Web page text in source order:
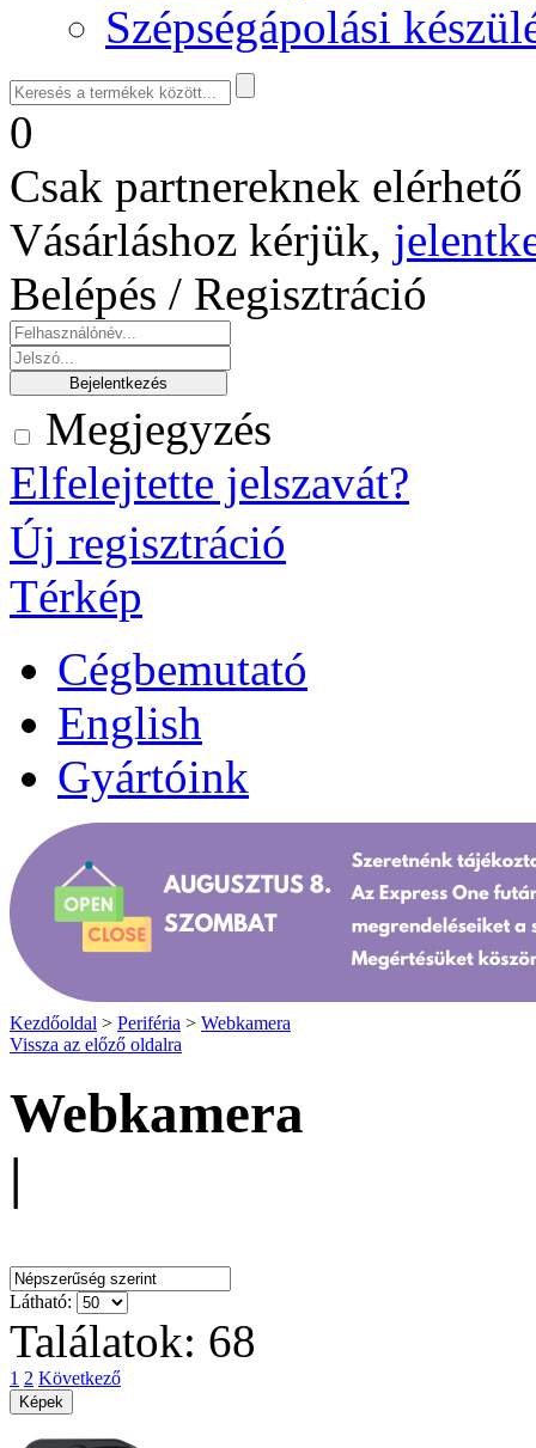
Szépségápolási
0
Csak partnereknek
Vásárláshoz kérjük,
Belépés / Regisztráció
Megjegyzés
Elfelejtette jelszavát?
Új regisztráció
Térkép
Cégbemutató
English
Gyártóink
Kezdőoldal > Periféria > Webkamera
Vissza az előző oldalra
Webkamera
|
Látható:
Találatok: 68
1 2 Következő